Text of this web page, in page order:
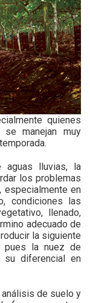
quienes
manejan muy
aguas lluvias, la
los problemas
especialmente en
condiciones las
llenado,
adecuado de
la siguiente
pues la nuez de
su diferencial en
de suelo y